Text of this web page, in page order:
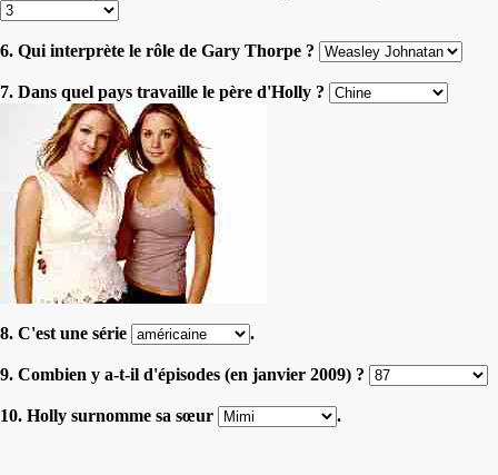
6. Qui interprète le rôle de Gary Thorpe ?
7. Dans quel pays travaille le père d'Holly ?
8. C'est une série .
9. Combien y a-t-il d'épisodes (en janvier 2009) ?
10. Holly surnomme sa sœur .